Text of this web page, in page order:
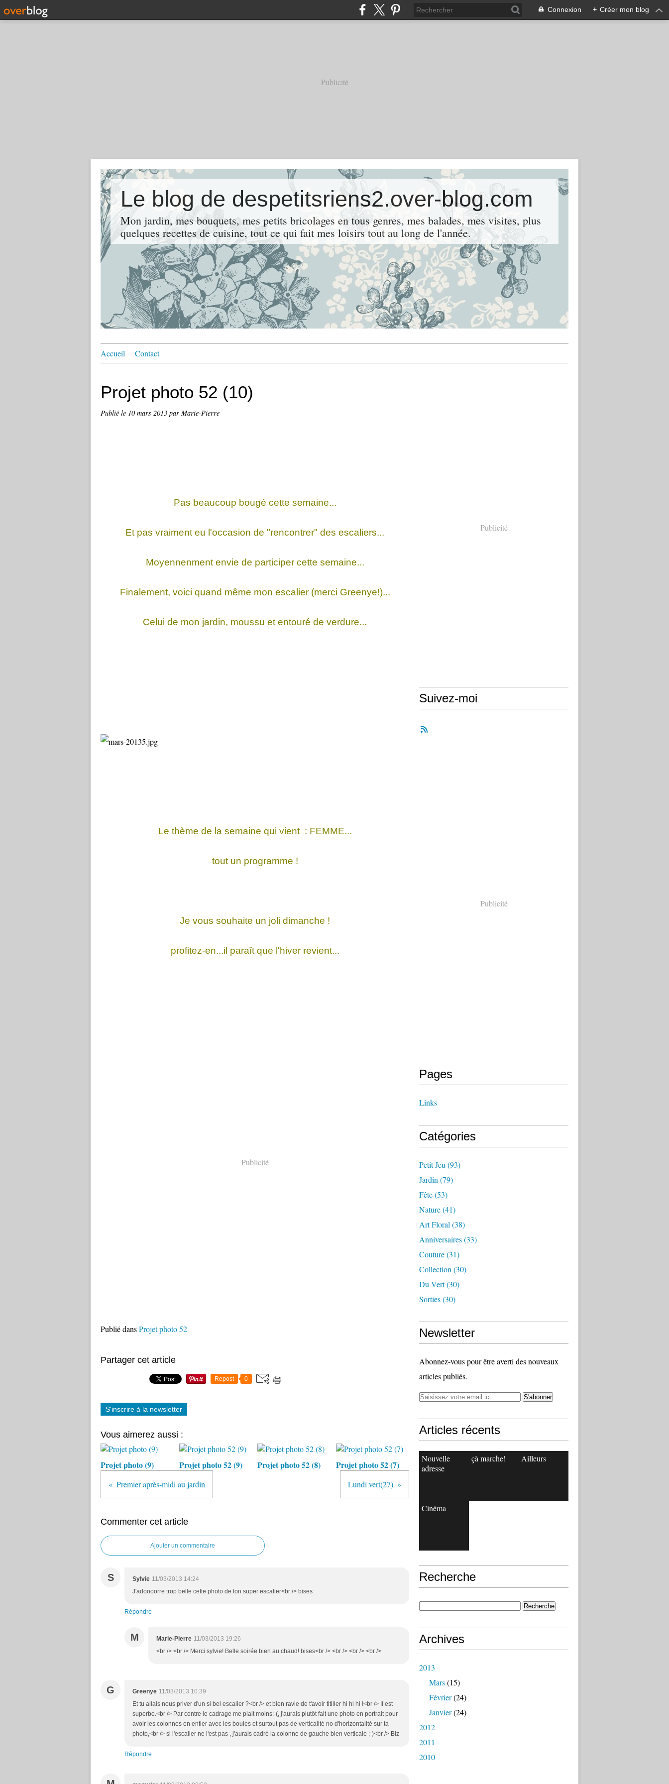
Connexion + Créer mon blog
Publicité
Le blog de despetitsriens2.over-blog.com
Mon jardin, mes bouquets, mes petits bricolages en tous genres, mes balades, mes visites, plus
quelques recettes de cuisine, tout ce qui fait mes loisirs tout au long de l'année.
Accueil Contact
Projet photo 52 (10)
Publié le 10 mars 2013 par Marie-Pierre
Pas beaucoup bougé cette semaine...
Et pas vraiment eu l'occasion de "rencontrer" des escaliers...
Moyennenment envie de participer cette semaine...
Finalement, voici quand même mon escalier (merci Greenye!)...
Celui de mon jardin, moussu et entouré de verdure...
Le thème de la semaine qui vient : FEMME...
tout un programme !
Je vous souhaite un joli dimanche !
profitez-en...il paraît que l'hiver revient...
Publicité
Publié dansProjet photo 52
Partager cet article
Repost 0
S'inscrire à la newsletter
Vous aimerez aussi :
Projet photo (9) Projet photo 52 (9) Projet photo 52 (8) Projet photo 52 (7)
Premier après-midi au jardin Lundi vert(27)
Commenter cet article
Ajouter un commentaire
S Sylvie 11/03/2013 14:24
J'adoooorre trop belle cette photo de ton super escalier<br /> bises
Répondre
M Marie-Pierre 11/03/2013 19:26
<br /> <br /> Merci sylvie! Belle soirée bien au chaud! bises<br /> <br /> <br /> <br />
G Greenye 11/03/2013 10:39
Et tu allais nous priver d'un si bel escalier ?<br /> et bien ravie de t'avoir titiller hi hi hi !<br /> Il est
superbe.<br /> Par contre le cadrage me plait moins:-(, j'aurais plutôt fait une photo en portrait pour
avoir les colonnes en entier avec les boules et surtout pas de verticalité no d'horizontalité sur ta
photo,<br /> si l'escalier ne l'est pas , j'aurais cadré la colonne de gauche bien verticale ;-)<br /> Biz
Répondre
Publicité
Suivez-moi
Publicité
Pages
Links
Catégories
Petit Jeu (93)
Jardin (79)
Fête(53)
Nature(41)
Art Floral (38)
Anniversaires(33)
Couture(31)
Collection (30)
Du Vert(30)
Sorties(30)
Newsletter
Abonnez-vous pour être averti des nouveaux
articles publiés.
Articles récents
Nouvelle
adresse
çà marche! Ailleurs
Cinéma
Recherche
Archives
2013
Mars(15)
Février(24)
Janvier(24)
2012
2011
2010